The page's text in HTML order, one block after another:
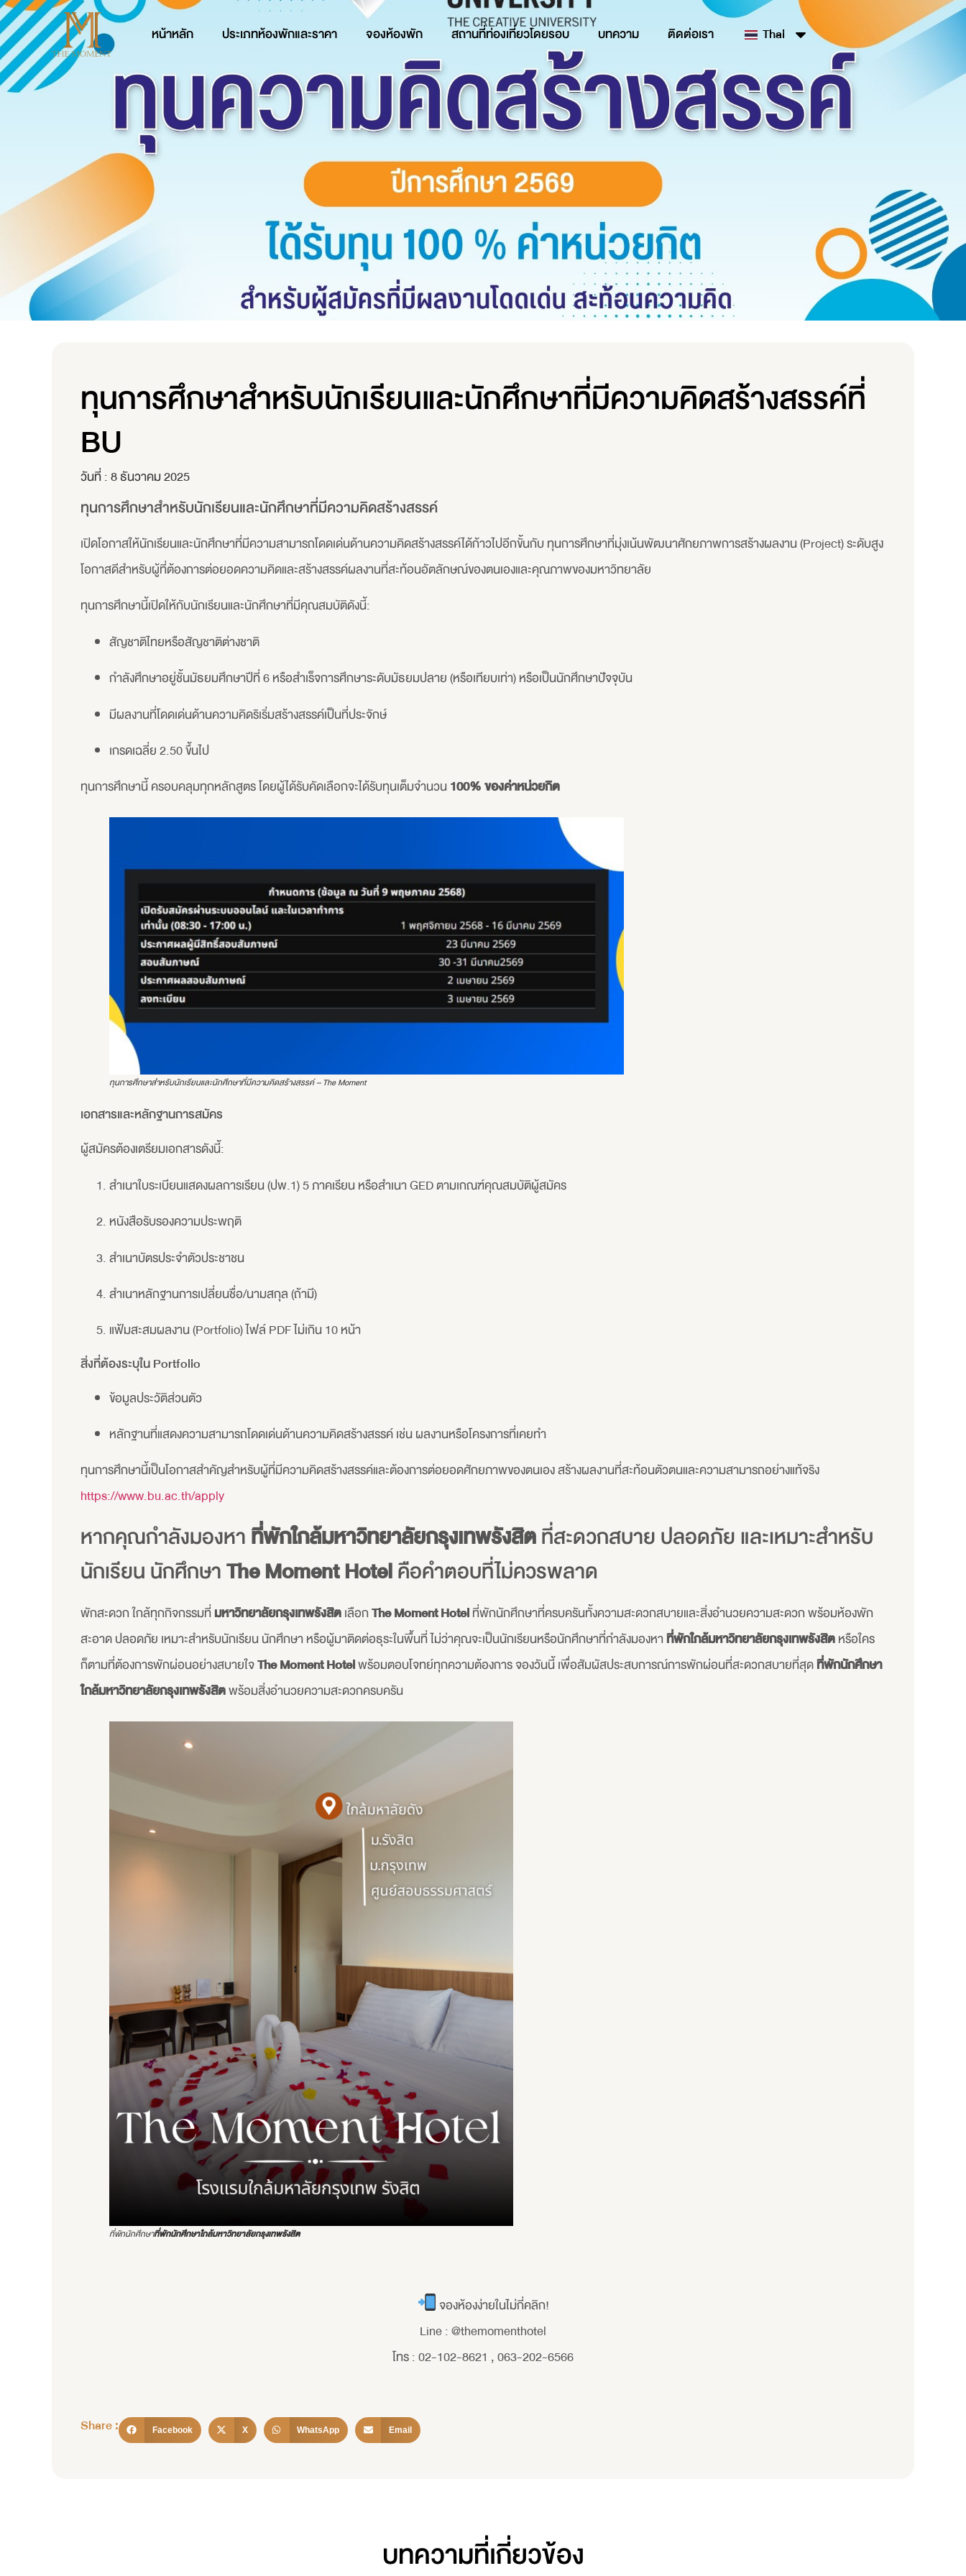
หน้าหลัก ประเภทห้องพักและราคา จองห้องพัก สถานที่ท่องเที่ยวโดยรอบ บทความ ติดต่อเรา Thai
ทุนการศึกษาสำหรับนักเรียนและนักศึกษาที่มีความคิดสร้างสรรค์ที่
BU
วันที่ :8 ธันวาคม 2025
ทุนการศึกษาสำหรับนักเรียนและนักศึกษาที่มีความคิดสร้างสรรค์
เปิดโอกาสให้นักเรียนและนักศึกษาที่มีความสามารถโดดเด่นด้านความคิดสร้างสรรค์ได้ก้าวไปอีกขั้นกับ ทุนการศึกษาที่มุ่งเน้นพัฒนาศักยภาพการสร้างผลงาน (Project) ระดับสูง
โอกาสดีสำหรับผู้ที่ต้องการต่อยอดความคิดและสร้างสรรค์ผลงานที่สะท้อนอัตลักษณ์ของตนเองและคุณภาพของมหาวิทยาลัย
ทุนการศึกษานี้เปิดให้กับนักเรียนและนักศึกษาที่มีคุณสมบัติดังนี้:
สัญชาติไทยหรือสัญชาติต่างชาติ
กำลังศึกษาอยู่ชั้นมัธยมศึกษาปีที่ 6 หรือสำเร็จการศึกษาระดับมัธยมปลาย (หรือเทียบเท่า) หรือเป็นนักศึกษาปัจจุบัน
มีผลงานที่โดดเด่นด้านความคิดริเริ่มสร้างสรรค์เป็นที่ประจักษ์
เกรดเฉลี่ย 2.50 ขึ้นไป
ทุนการศึกษานี้ ครอบคลุมทุกหลักสูตร โดยผู้ได้รับคัดเลือกจะได้รับทุนเต็มจำนวน 100% ของค่าหน่วยกิต
ทุนการศึกษาสำหรับนักเรียนและนักศึกษาที่มีความคิดสร้างสรรค์ – The Moment
เอกสารและหลักฐานการสมัคร
ผู้สมัครต้องเตรียมเอกสารดังนี้:
สำเนาใบระเบียนแสดงผลการเรียน (ปพ.1) 5 ภาคเรียน หรือสำเนา GED ตามเกณฑ์คุณสมบัติผู้สมัคร
หนังสือรับรองความประพฤติ
สำเนาบัตรประจำตัวประชาชน
สำเนาหลักฐานการเปลี่ยนชื่อ/นามสกุล (ถ้ามี)
แฟ้มสะสมผลงาน (Portfolio) ไฟล์ PDF ไม่เกิน 10 หน้า
สิ่งที่ต้องระบุใน Portfolio
ข้อมูลประวัติส่วนตัว
หลักฐานที่แสดงความสามารถโดดเด่นด้านความคิดสร้างสรรค์ เช่น ผลงานหรือโครงการที่เคยทำ
ทุนการศึกษานี้เป็นโอกาสสำคัญสำหรับผู้ที่มีความคิดสร้างสรรค์และต้องการต่อยอดศักยภาพของตนเอง สร้างผลงานที่สะท้อนตัวตนและความสามารถอย่างแท้จริง
https://www.bu.ac.th/apply
หากคุณกำลังมองหาที่พักใกล้มหาวิทยาลัยกรุงเทพรังสิตที่สะดวกสบาย ปลอดภัย และเหมาะสำหรับ
นักเรียน นักศึกษาThe Moment Hotelคือคำตอบที่ไม่ควรพลาด
พักสะดวก ใกล้ทุกกิจกรรมที่ มหาวิทยาลัยกรุงเทพรังสิตเลือกThe Moment Hotelที่พักนักศึกษาที่ครบครันทั้งความสะดวกสบายและสิ่งอำนวยความสะดวก พร้อมห้องพัก
สะอาด ปลอดภัย เหมาะสำหรับนักเรียน นักศึกษา หรือผู้มาติดต่อธุระในพื้นที่ ไม่ว่าคุณจะเป็นนักเรียนหรือนักศึกษาที่กำลังมองหาที่พักใกล้มหาวิทยาลัยกรุงเทพรังสิตหรือใคร
ก็ตามที่ต้องการพักผ่อนอย่างสบายใจThe Moment Hotelพร้อมตอบโจทย์ทุกความต้องการ จองวันนี้ เพื่อสัมผัสประสบการณ์การพักผ่อนที่สะดวกสบายที่สุดที่พักนักศึกษา
ใกล้มหาวิทยาลัยกรุงเทพรังสิตพร้อมสิ่งอำนวยความสะดวกครบครัน
ที่พักนักศึกษาที่พักนักศึกษาใกล้มหาวิทยาลัยกรุงเทพรังสิต
จองห้องง่ายในไม่กี่คลิก!
Line : @themomenthotel
โทร : 02-102-8621 , 063-202-6566
Share : Facebook X WhatsApp Email
บทความที่เกี่ยวข้อง